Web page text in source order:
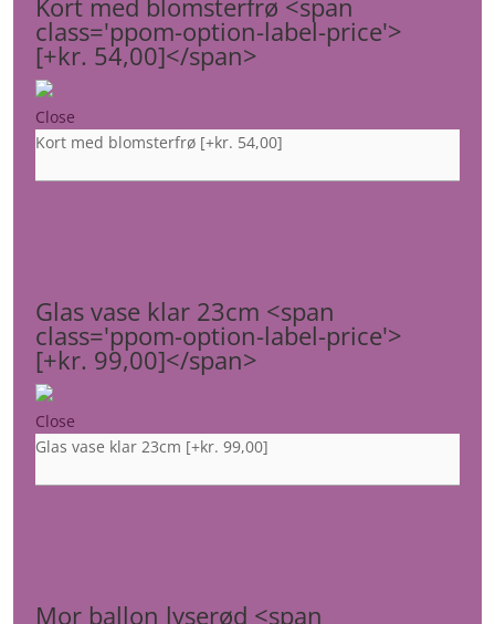
class='ppom-option-label-price'>
[+kr. 54,00]</span>
Close
Kort med blomsterfrø [+kr. 54,00]
Glas vase klar 23cm <span
class='ppom-option-label-price'>
[+kr. 99,00]</span>
Close
Glas vase klar 23cm [+kr. 99,00]
Mor ballon lyserød <span